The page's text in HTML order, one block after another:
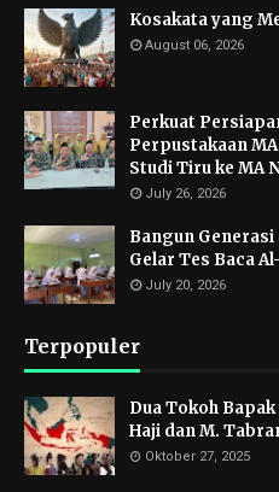
Kosakata yang
August 06, 2026
Perkuat
Perpustakaan
Studi Tiru ke MA
July 26, 2026
Bangun Generasi
Gelar Tes Baca
July 20, 2026
Terpopuler
Dua Tokoh
Haji dan M.
Oktober 27, 2025